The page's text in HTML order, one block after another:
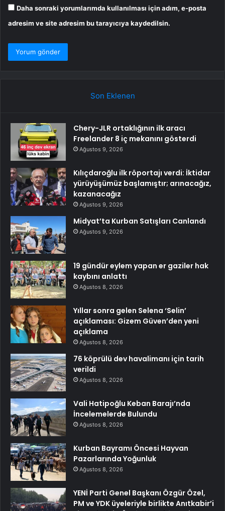
Daha sonraki yorumlarımda kullanılması için adım, e-posta
adresim ve site adresim bu tarayıcıya kaydedilsin.
Son Eklenen
Chery-JLR ortaklığının ilk aracı
Freelander 8 iç mekanını gösterdi
Ağustos 9, 2026
Kılıçdaroğlu ilk röportajı verdi: İktidar
yürüyüşümüz başlamıştır; arınacağız,
kazanacağız
Ağustos 9, 2026
Midyat’ta Kurban Satışları Canlandı
Ağustos 9, 2026
19 gündür eylem yapan er gaziler hak
kaybını anlattı
Ağustos 8, 2026
Yıllar sonra gelen Selena ‘Selin’
açıklaması: Gizem Güven’den yeni
açıklama
Ağustos 8, 2026
76 köprülü dev havalimanı için tarih
verildi
Ağustos 8, 2026
Vali Hatipoğlu Keban Barajı’nda
İncelemelerde Bulundu
Ağustos 8, 2026
Kurban Bayramı Öncesi Hayvan
Pazarlarında Yoğunluk
Ağustos 8, 2026
YENİ Parti Genel Başkanı Özgür Özel,
PM ve YDK üyeleriyle birlikte Anıtkabir’i